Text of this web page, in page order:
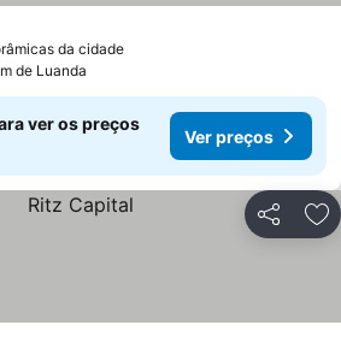
da cidadeVer preços
de Luanda
ver os preços
Ver preços
Partilhar